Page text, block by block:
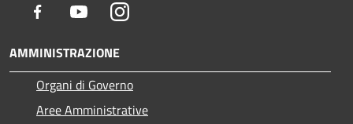
Facebook YoutubeInstagram
AMMINISTRAZIONE
Organi di Governo
Aree Amministrative